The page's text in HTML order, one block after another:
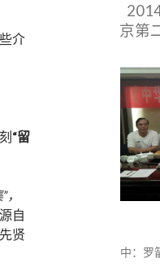
介
“留
自
贤
京第
中：罗